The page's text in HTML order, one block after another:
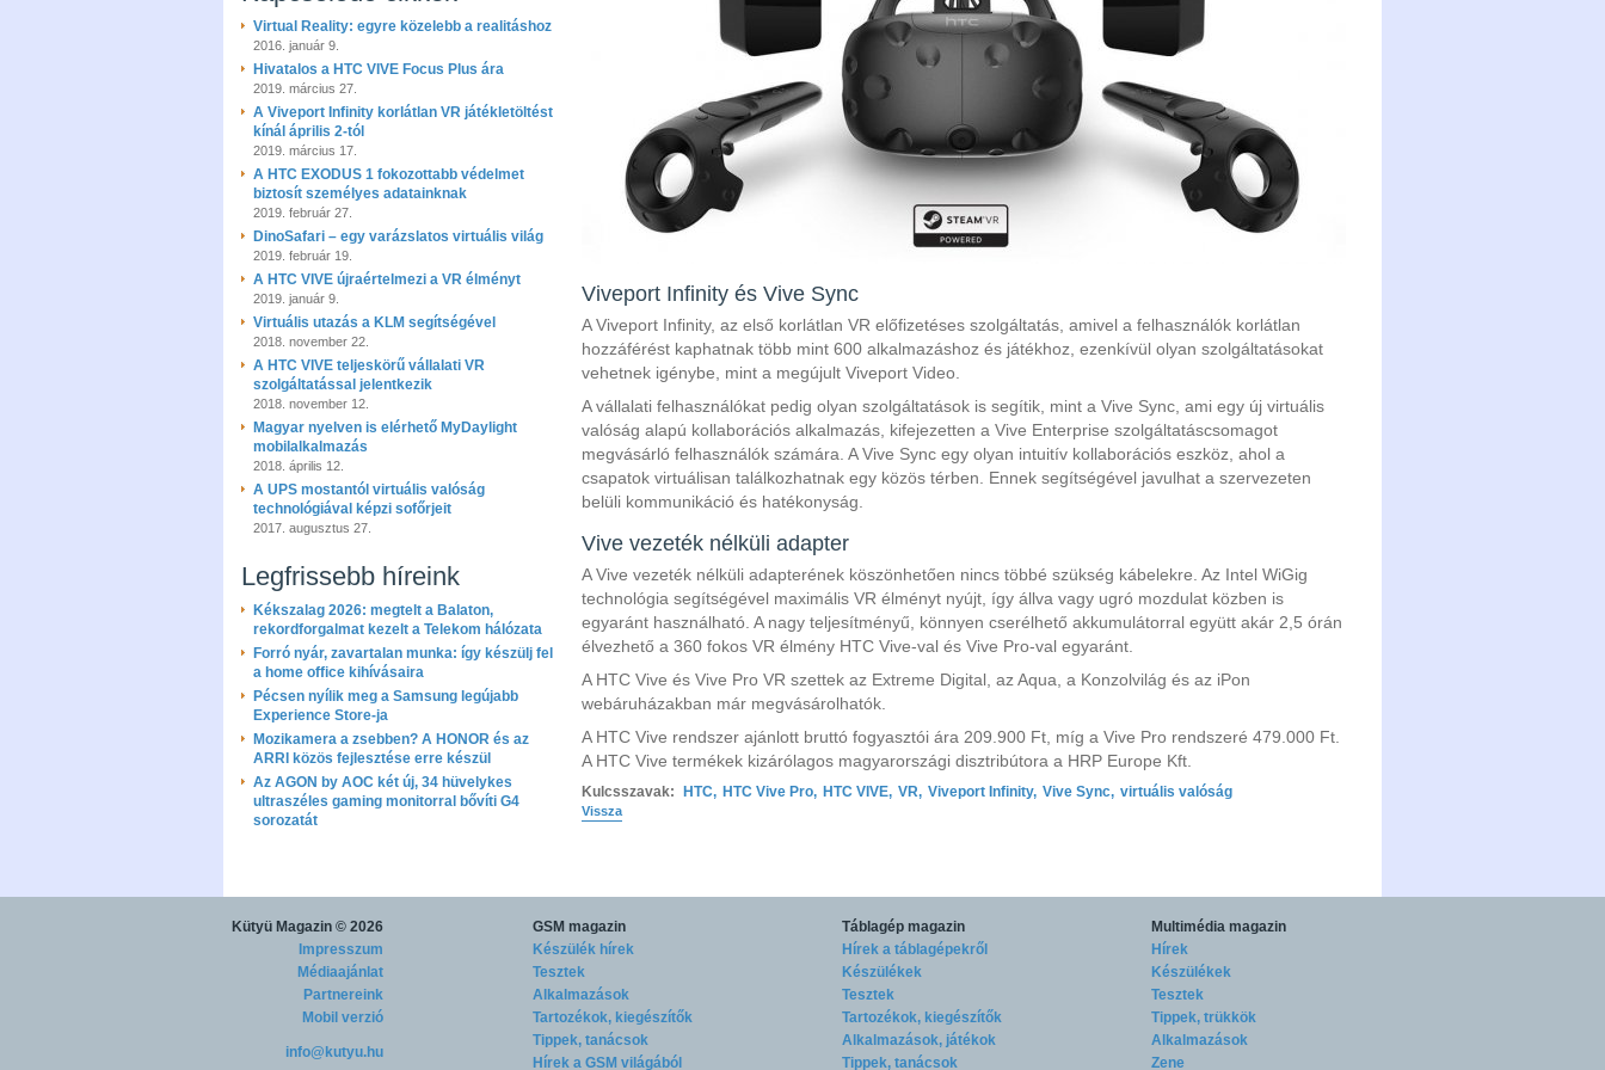
Virtual Reality: egyre közelebb a realitáshoz
2016. január 9.
Hivatalos a HTC VIVE Focus Plus ára
2019. március 27.
A Viveport Infinity korlátlan VR játékletöltést
kínál április 2-tól
2019. március 17.
A HTC EXODUS 1 fokozottabb védelmet
biztosít személyes adatainknak
2019. február 27.
DinoSafari – egy varázslatos virtuális világ
2019. február 19.
A HTC VIVE újraértelmezi a VR élményt
2019. január 9.
Virtuális utazás a KLM segítségével
2018. november 22.
A HTC VIVE teljeskörű vállalati VR
szolgáltatással jelentkezik
2018. november 12.
Magyar nyelven is elérhető MyDaylight
mobilalkalmazás
2018. április 12.
A UPS mostantól virtuális valóság
technológiával képzi sofőrjeit
2017. augusztus 27.
Legfrissebb híreink
Kékszalag 2026: megtelt a Balaton,
rekordforgalmat kezelt a Telekom hálózata
Forró nyár, zavartalan munka: így készülj fel
a home office kihívásaira
Pécsen nyílik meg a Samsung legújabb
Experience Store-ja
Mozikamera a zsebben? A HONOR és az
ARRI közös fejlesztése erre készül
Az AGON by AOC két új, 34 hüvelykes
ultraszéles gaming monitorral bővíti G4
sorozatát
Viveport Infinity és Vive Sync
A Viveport Infinity, az első korlátlan VR előfizetéses szolgáltatás, amivel a felhasználók korlátlan
hozzáférést kaphatnak több mint 600 alkalmazáshoz és játékhoz, ezenkívül olyan szolgáltatásokat
vehetnek igénybe, mint a megújult Viveport Video.
A vállalati felhasználókat pedig olyan szolgáltatások is segítik, mint a Vive Sync, ami egy új virtuális
valóság alapú kollaborációs alkalmazás, kifejezetten a Vive Enterprise szolgáltatáscsomagot
megvásárló felhasználók számára. A Vive Sync egy olyan intuitív kollaborációs eszköz, ahol a
csapatok virtuálisan találkozhatnak egy közös térben. Ennek segítségével javulhat a szervezeten
belüli kommunikáció és hatékonyság.
Vive vezeték nélküli adapter
A Vive vezeték nélküli adapterének köszönhetően nincs többé szükség kábelekre. Az Intel WiGig
technológia segítségével maximális VR élményt nyújt, így állva vagy ugró mozdulat közben is
egyaránt használható. A nagy teljesítményű, könnyen cserélhető akkumulátorral együtt akár 2,5 órán
élvezhető a 360 fokos VR élmény HTC Vive-val és Vive Pro-val egyaránt.
A HTC Vive és Vive Pro VR szettek az Extreme Digital, az Aqua, a Konzolvilág és az iPon
webáruházakban már megvásárolhatók.
A HTC Vive rendszer ajánlott bruttó fogyasztói ára 209.900 Ft, míg a Vive Pro rendszeré 479.000 Ft.
A HTC Vive termékek kizárólagos magyarországi disztribútora a HRP Europe Kft.
Kulcsszavak: HTC, HTC Vive Pro, HTC VIVE, VR, Viveport Infinity, Vive Sync, virtuális valóság
Vissza
Kütyü Magazin © 2026
Impresszum
Médiaajánlat
Partnereink
Mobil verzió
info@kutyu.hu
GSM magazin
Készülék hírek
Tesztek
Alkalmazások
Tartozékok, kiegészítők
Tippek, tanácsok
Hírek a GSM világából
Táblagép magazin
Hírek a táblagépekről
Készülékek
Tesztek
Tartozékok, kiegészítők
Alkalmazások, játékok
Tippek, tanácsok
Multimédia magazin
Hírek
Készülékek
Tesztek
Tippek, trükkök
Alkalmazások
Zene